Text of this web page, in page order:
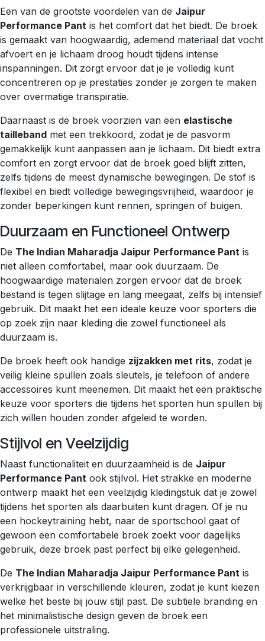
Een van de grootste voordelen van de Jaipur
Performance Pant is het comfort dat het biedt. De broek
is gemaakt van hoogwaardig, ademend materiaal dat vocht
afvoert en je lichaam droog houdt tijdens intense
inspanningen. Dit zorgt ervoor dat je je volledig kunt
concentreren op je prestaties zonder je zorgen te maken
over overmatige transpiratie.
Daarnaast is de broek voorzien van een elastische
tailleband met een trekkoord, zodat je de pasvorm
gemakkelijk kunt aanpassen aan je lichaam. Dit biedt extra
comfort en zorgt ervoor dat de broek goed blijft zitten,
zelfs tijdens de meest dynamische bewegingen. De stof is
flexibel en biedt volledige bewegingsvrijheid, waardoor je
zonder beperkingen kunt rennen, springen of buigen.
Duurzaam en Functioneel Ontwerp
De The Indian Maharadja Jaipur Performance Pant is
niet alleen comfortabel, maar ook duurzaam. De
hoogwaardige materialen zorgen ervoor dat de broek
bestand is tegen slijtage en lang meegaat, zelfs bij intensief
gebruik. Dit maakt het een ideale keuze voor sporters die
op zoek zijn naar kleding die zowel functioneel als
duurzaam is.
De broek heeft ook handige zijzakken met rits, zodat je
veilig kleine spullen zoals sleutels, je telefoon of andere
accessoires kunt meenemen. Dit maakt het een praktische
keuze voor sporters die tijdens het sporten hun spullen bij
zich willen houden zonder afgeleid te worden.
Stijlvol en Veelzijdig
Naast functionaliteit en duurzaamheid is de Jaipur
Performance Pant ook stijlvol. Het strakke en moderne
ontwerp maakt het een veelzijdig kledingstuk dat je zowel
tijdens het sporten als daarbuiten kunt dragen. Of je nu
een hockeytraining hebt, naar de sportschool gaat of
gewoon een comfortabele broek zoekt voor dagelijks
gebruik, deze broek past perfect bij elke gelegenheid.
De The Indian Maharadja Jaipur Performance Pant is
verkrijgbaar in verschillende kleuren, zodat je kunt kiezen
welke het beste bij jouw stijl past. De subtiele branding en
het minimalistische design geven de broek een
professionele uitstraling.